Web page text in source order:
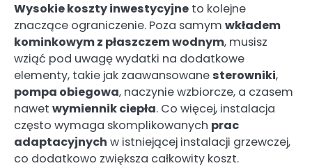
Wysokie koszty inwestycyjne to kolejne
znaczące ograniczenie. Poza samym wkładem
kominkowym z płaszczem wodnym, musisz
wziąć pod uwagę wydatki na dodatkowe
elementy, takie jak zaawansowane sterowniki,
pompa obiegowa, naczynie wzbiorcze, a czasem
nawet wymiennik ciepła. Co więcej, instalacja
często wymaga skomplikowanych prac
adaptacyjnych w istniejącej instalacji grzewczej,
co dodatkowo zwiększa całkowity koszt.